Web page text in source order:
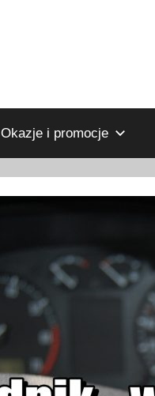
Okazje i promocje